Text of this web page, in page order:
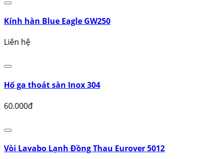
230.000đ
Co ống nước
15.000đ
Kính hàn Blue Eagle GW250
Liên hệ